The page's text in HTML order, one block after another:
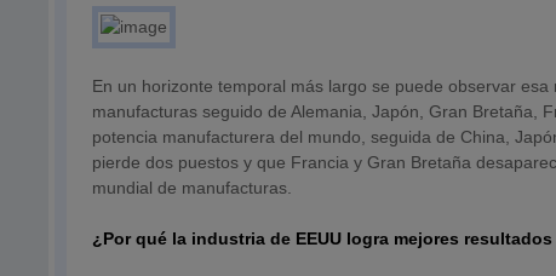
En un horizonte temporal más largo se puede observar
manufacturas seguido de Alemania, Japón, Gran Bretaña,
potencia manufacturera del mundo, seguida de China,
pierde dos puestos y que Francia y Gran Bretaña
mundial de manufacturas.
¿Por qué la industria de EEUU logra mejores